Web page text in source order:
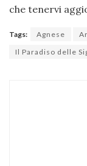
che tenervi
Tags: Agnese
Il Paradiso delle